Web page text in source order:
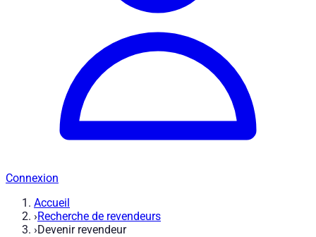
Connexion
Accueil
›Recherche de revendeurs
›Devenir revendeur